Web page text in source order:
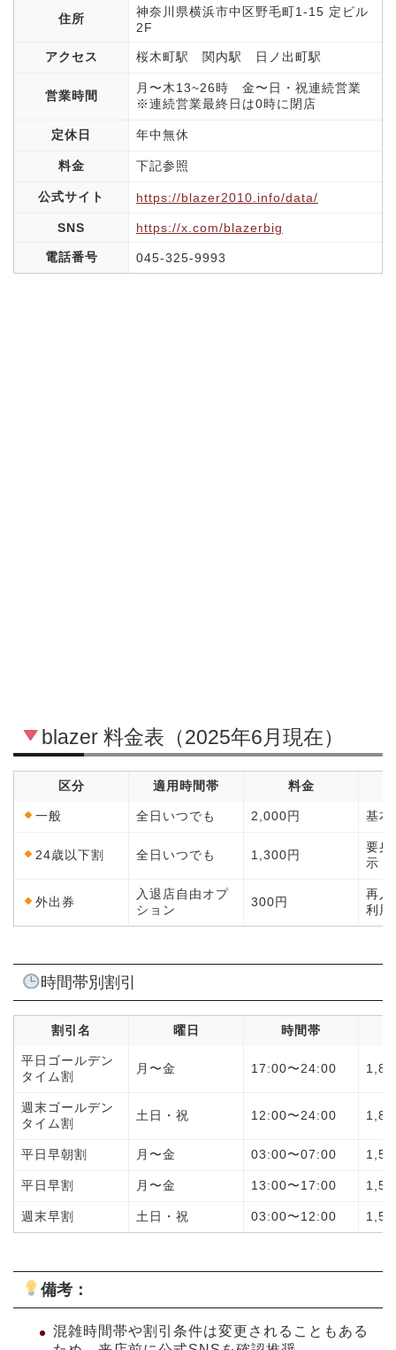
住所
神奈川県横浜市中区野毛町1-15 定ビル
2F
アクセス 桜木町駅 関内駅 日ノ出町駅
営業時間
月〜木13~26時 金〜日・祝連続営業
※連続営業最終日は0時に閉店
定休日 年中無休
料金 下記参照
公式サイト https://blazer2010.info/data/
SNS https://x.com/blazerbig
電話番号 045-325-9993
blazer 料金表（2025年6月現在）
区分 適用時間帯 料金
一般 全日いつでも 2,000円 基本
24歳以下割 全日いつでも 1,300円
要身
示
外出券
入退店自由オプ
ション
300円
再入
利用
時間帯別割引
割引名 曜日 時間帯
平日ゴールデン
タイム割
月〜金 17:00〜24:00
週末ゴールデン
タイム割
土日・祝 12:00〜24:00
平日早朝割 月〜金 03:00〜07:00
平日早割 月〜金 13:00〜17:00
週末早割 土日・祝 03:00〜12:00
備考：
混雑時間帯や割引条件は変更されることもある